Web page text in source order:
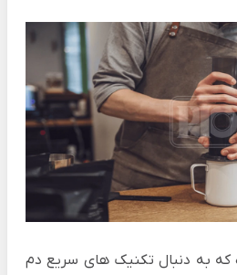
که به دنبال تکنیک های سریع دم